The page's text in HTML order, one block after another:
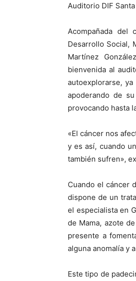
Auditorio DIF
Acompañada del
Desarrollo Social,
Martínez
bienvenida al
autoexplorarse,
apoderando de
provocando hasta
«El cáncer nos
y es así, cuando
también sufren»,
Cuando el cáncer
dispone de un
el especialista en
de Mama, azote
presente a
alguna anomalía y
Este tipo de